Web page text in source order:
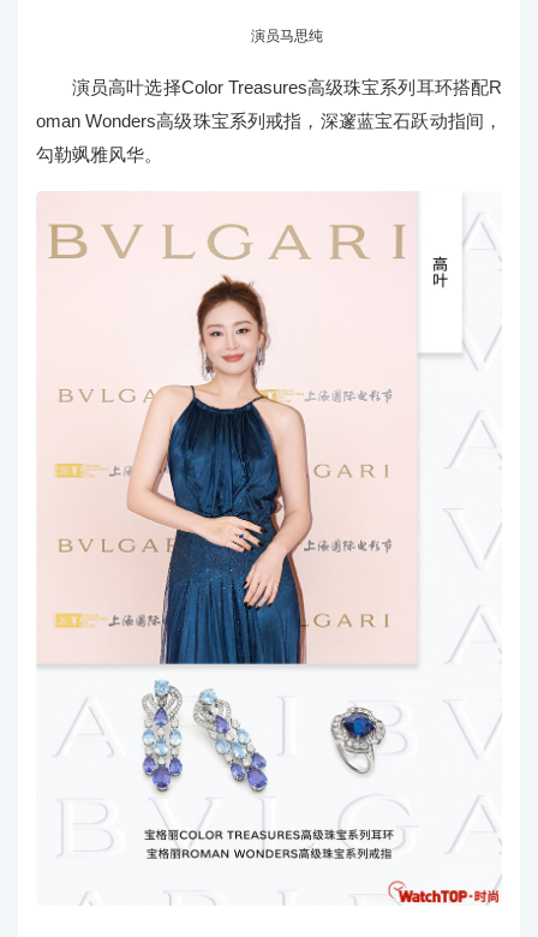
演员马思纯
演员高叶选择Color Treasures高级珠宝系列耳环搭配R
oman Wonders高级珠宝系列戒指，深邃蓝宝石跃动指间，
勾勒飒雅风华。